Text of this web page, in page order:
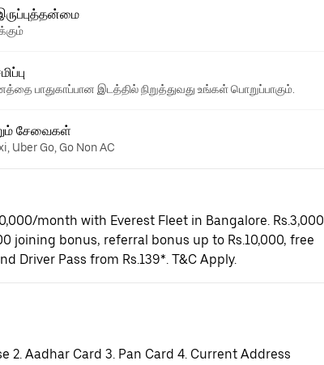
பாதுகாப்பான இடத்தில் நிறுத்துவது உங்கள் பொறுப்பாகும்.
சேவைகள்
Uber Go, Go Non AC
month with Everest Fleet in Bangalore. Rs.3,000
joining bonus, referral bonus up to Rs.10,000, free
Driver Pass from Rs.139*. T&C Apply.
2. Aadhar Card 3. Pan Card 4. Current Address